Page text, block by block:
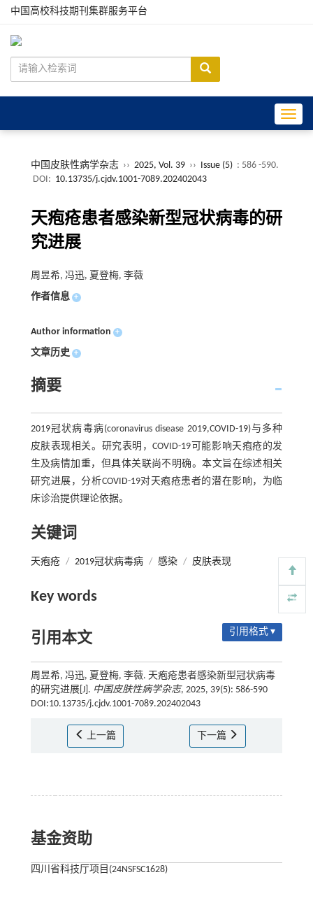
中国高校科技期刊集群服务平台
中国皮肤性病学杂志 ›› 2025, Vol. 39 ›› Issue (5) : 586 -590.
DOI: 10.13735/j.cjdv.1001-7089.202402043
天疱疮患者感染新型冠状病毒的研
究进展
周昱希, 冯迅, 夏登梅, 李薇
作者信息 +
Author information +
文章历史 +
摘要
2019冠状病毒病(coronavirus disease 2019,COVID-19)与多种
皮肤表现相关。研究表明，COVID-19可能影响天疱疮的发
生及病情加重，但具体关联尚不明确。本文旨在综述相关
研究进展，分析COVID-19对天疱疮患者的潜在影响，为临
床诊治提供理论依据。
关键词
天疱疮 / 2019冠状病毒病 / 感染 / 皮肤表现
Key words
引用本文 引用格式 ▾
周昱希, 冯迅, 夏登梅, 李薇. 天疱疮患者感染新型冠状病毒
的研究进展[J]. 中国皮肤性病学杂志, 2025, 39(5): 586-590
DOI:10.13735/j.cjdv.1001-7089.202402043
上一篇 下一篇
基金资助
四川省科技厅项目(24NSFSC1628)